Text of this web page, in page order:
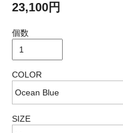
23,100円
個数
COLOR
SIZE